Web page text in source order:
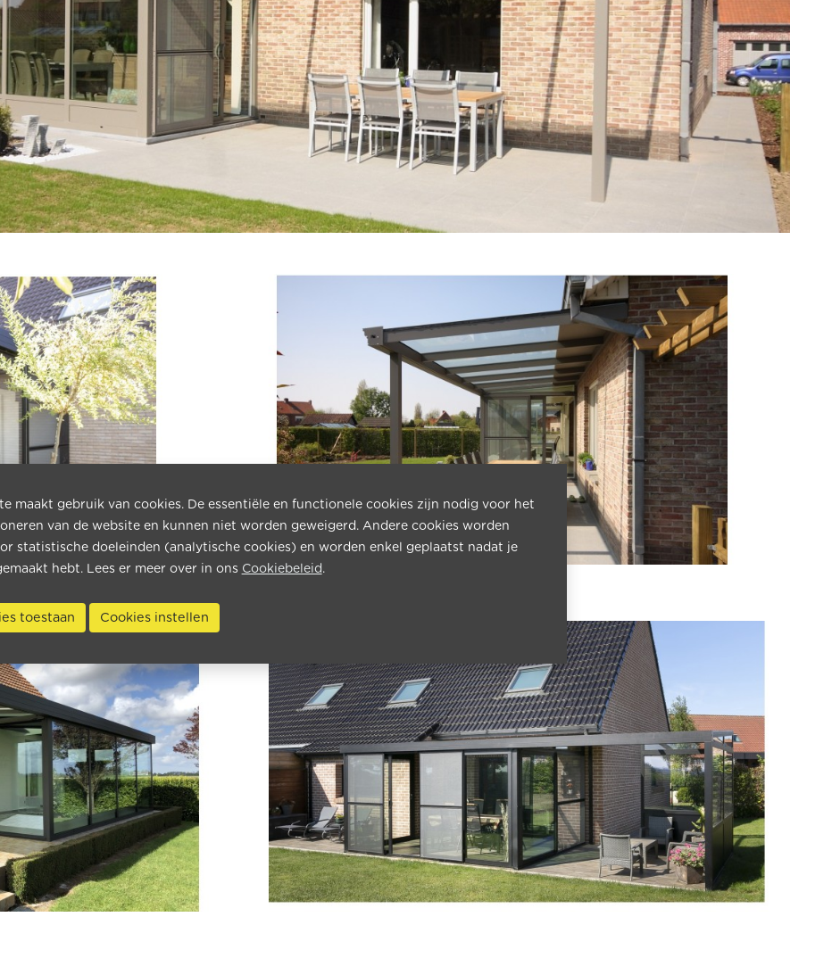
maakt gebruik van cookies. De essentiële en functionele cookies zijn nodig voor het
van de website en kunnen niet worden geweigerd. Andere cookies worden
statistische doeleinden (analytische cookies) en worden enkel geplaatst nadat je
hebt. Lees er meer over in ons Cookiebeleid.
toestaan Cookies instellen